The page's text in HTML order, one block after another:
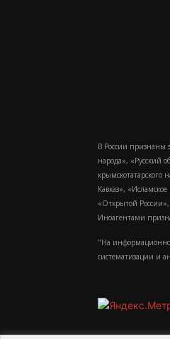
В России признаны
народа»,
Кавказ»,
«Открытой
Иноагентами
"На
систематизации и